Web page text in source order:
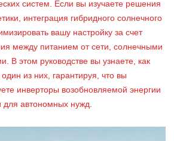
систем. Если вы изучаете решения
интеграция гибридного солнечного
вашу настройку за счет
между питанием от сети, солнечными
В этом руководстве вы узнаете, как
из них, гарантируя, что вы
инверторы возобновляемой энергии
для автономных нужд.